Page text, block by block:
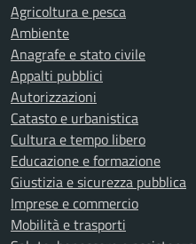
Agricoltura e pesca
Ambiente
Anagrafe e stato civile
Appalti pubblici
Autorizzazioni
Catasto e urbanistica
Cultura e tempo libero
Educazione e formazione
Giustizia e sicurezza pubblica
Imprese e commercio
Mobilità e trasporti